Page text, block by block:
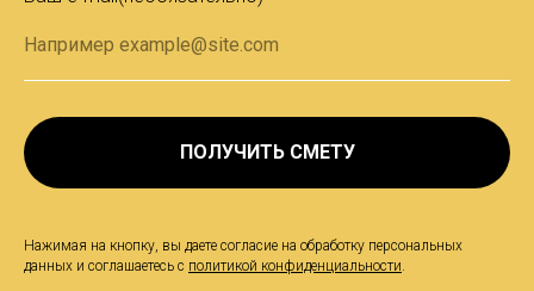
ПОЛУЧИТЬ СМЕТУ
Нажимая на кнопку, вы даете согласие на обработку персональных
данных и соглашаетесь c политикой конфиденциальности